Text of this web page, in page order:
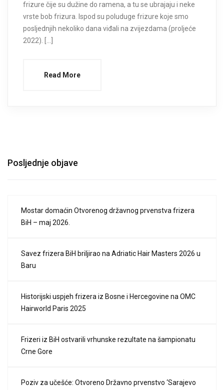
frizure čije su dužine do ramena, a tu se ubrajaju i neke
vrste bob frizura. Ispod su poluduge frizure koje smo
posljednjih nekoliko dana viđali na zvijezdama (proljeće
2022). […]
Read More
Posljednje objave
Mostar domaćin Otvorenog državnog prvenstva frizera
BiH – maj 2026.
Savez frizera BiH briljirao na Adriatic Hair Masters 2026 u
Baru
Historijski uspjeh frizera iz Bosne i Hercegovine na OMC
Hairworld Paris 2025
Frizeri iz BiH ostvarili vrhunske rezultate na šampionatu
Crne Gore
Poziv za učešće: Otvoreno Državno prvenstvo ‘Sarajevo